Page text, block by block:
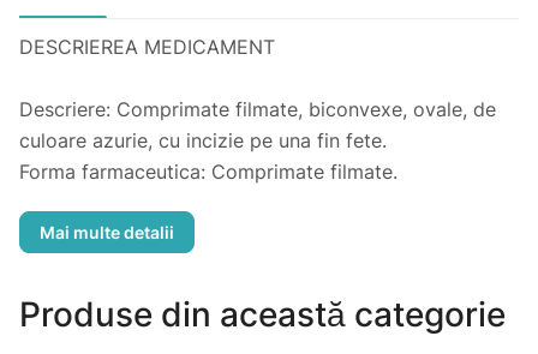
DESCRIEREA MEDICAMENT
Descriere: Comprimate filmate, biconvexe, ovale, de
culoare azurie, cu incizie pe una fin fete.
Forma farmaceutica: Comprimate filmate.
Antiinflamatoare si antireumatice nesteroidiene.
Nalgesin este un preparat antiinflamator nesteroidian,
care contine in calitate de substanta activa naproxenul
Produse din această categorie